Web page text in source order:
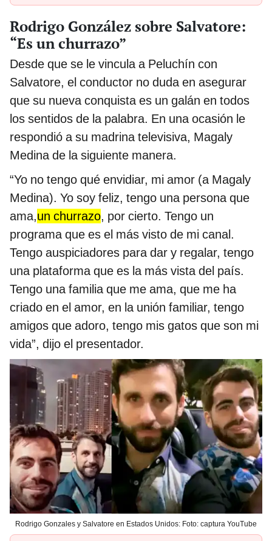
Rodrigo González sobre Salvatore:
“Es un churrazo”
Desde que se le vincula a Peluchín con
Salvatore, el conductor no duda en asegurar
que su nueva conquista es un galán en todos
los sentidos de la palabra. En una ocasión le
respondió a su madrina televisiva, Magaly
Medina de la siguiente manera.
“Yo no tengo qué envidiar, mi amor (a Magaly
Medina). Yo soy feliz, tengo una persona que
ama,un churrazo, por cierto. Tengo un
programa que es el más visto de mi canal.
Tengo auspiciadores para dar y regalar, tengo
una plataforma que es la más vista del país.
Tengo una familia que me ama, que me ha
criado en el amor, en la unión familiar, tengo
amigos que adoro, tengo mis gatos que son mi
vida”, dijo el presentador.
Rodrigo Gonzales y Salvatore en Estados Unidos: Foto: captura YouTube